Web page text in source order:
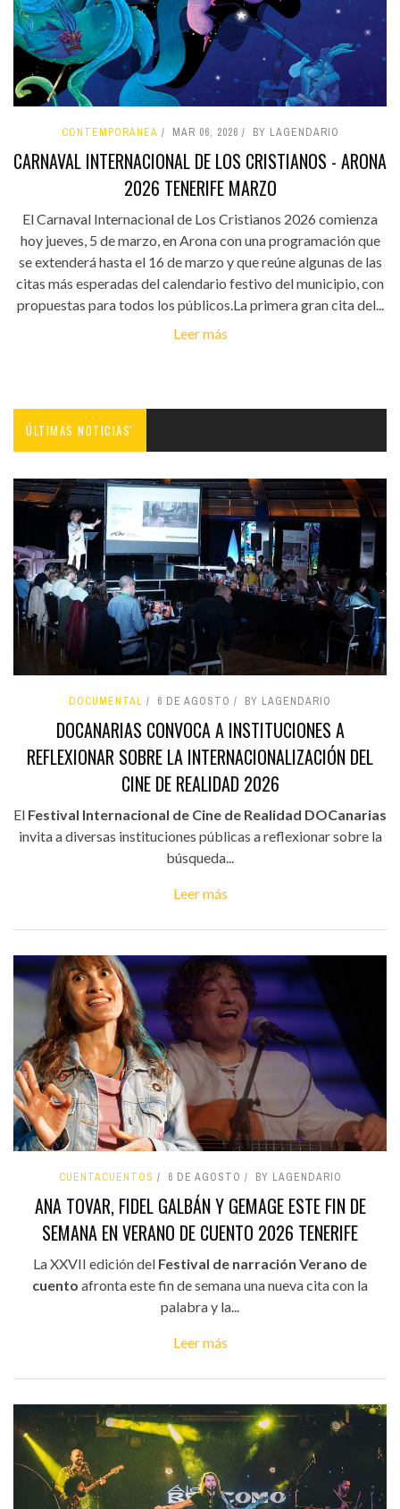
CONTEMPORÁNEA MAR 06, 2026 BY LAGENDARIO
CARNAVAL INTERNACIONAL DE LOS CRISTIANOS - ARONA
2026 TENERIFE MARZO
El Carnaval Internacional de Los Cristianos 2026 comienza
hoy jueves, 5 de marzo, en Arona con una programación que
se extenderá hasta el 16 de marzo y que reúne algunas de las
citas más esperadas del calendario festivo del municipio, con
propuestas para todos los públicos.La primera gran cita del...
Leer más
ÚLTIMAS NOTICIAS'
DOCUMENTAL 6 DE AGOSTO BY LAGENDARIO
DOCANARIAS CONVOCA A INSTITUCIONES A
REFLEXIONAR SOBRE LA INTERNACIONALIZACIÓN DEL
CINE DE REALIDAD 2026
El Festival Internacional de Cine de Realidad DOCanarias
invita a diversas instituciones públicas a reflexionar sobre la
búsqueda...
Leer más
CUENTACUENTOS 6 DE AGOSTO BY LAGENDARIO
ANA TOVAR, FIDEL GALBÁN Y GEMAGE ESTE FIN DE
SEMANA EN VERANO DE CUENTO 2026 TENERIFE
La XXVII edición del Festival de narración Verano de
cuento afronta este fin de semana una nueva cita con la
palabra y la...
Leer más